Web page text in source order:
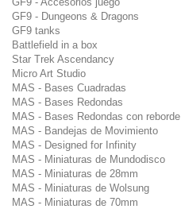
GF9 - Dungeons & Dragons
GF9 tanks
Battlefield in a box
Star Trek Ascendancy
Micro Art Studio
MAS - Bases Cuadradas
MAS - Bases Redondas
MAS - Bases Redondas con reborde
MAS - Bandejas de Movimiento
MAS - Designed for Infinity
MAS - Miniaturas de Mundodisco
MAS - Miniaturas de 28mm
MAS - Miniaturas de Wolsung
MAS - Miniaturas de 70mm